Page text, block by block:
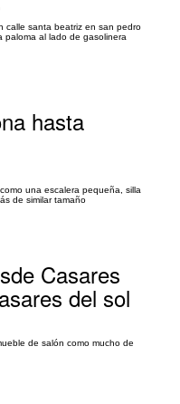
calle santa beatriz en san pedro
paloma al lado de gasolinera
hasta
una escalera pequeña, silla
de similar tamaño
Casares
del sol
de salón como mucho de